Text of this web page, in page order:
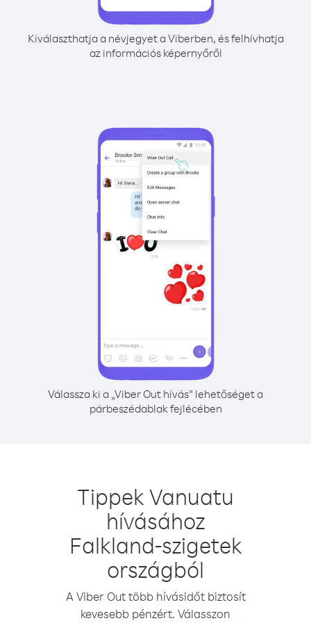
Kiválaszthatja a névjegyet a Viberben, és felhívhatja
az információs képernyőről
Válassza ki a „Viber Out hívás” lehetőséget a
párbeszédablak fejlécében
Tippek Vanuatu
hívásához
Falkland-szigetek
országból
A Viber Out több hívásidőt biztosít
kevesebb pénzért. Válasszon